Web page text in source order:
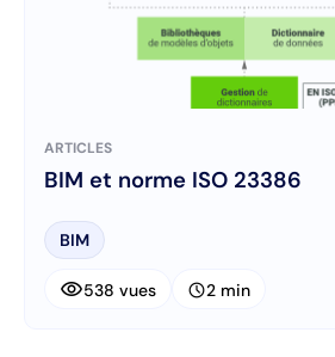
ARTICLES
BIM et norme ISO 23386
BIM
visibility538 vues schedule2 min